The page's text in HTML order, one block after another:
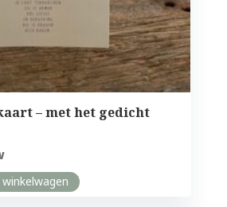
– met het gedicht